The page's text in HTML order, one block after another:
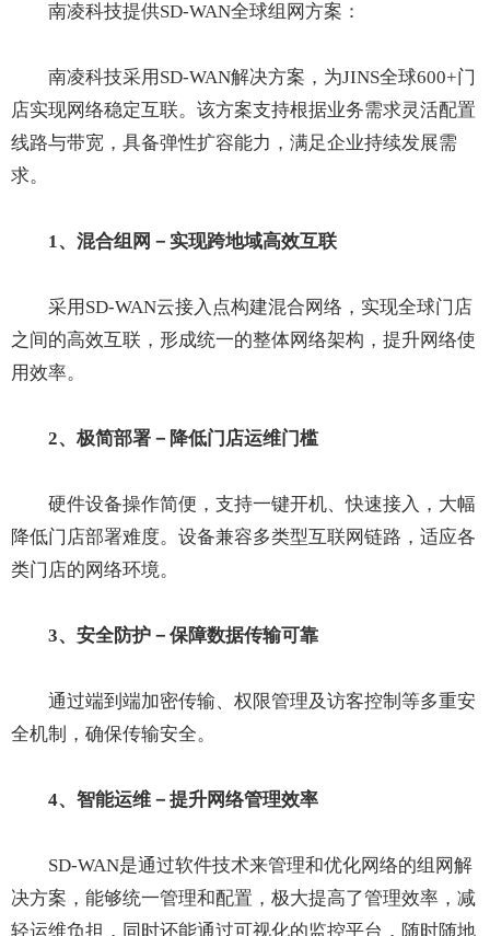
南凌科技提供SD-WAN全球组网方案：
南凌科技采用SD-WAN解决方案，为JINS全球600+门
店实现网络稳定互联。该方案支持根据业务需求灵活配置
线路与带宽，具备弹性扩容能力，满足企业持续发展需
求。
1、混合组网 － 实现跨地域高效互联
采用SD-WAN云接入点构建混合网络，实现全球门店
之间的高效互联，形成统一的整体网络架构，提升网络使
用效率。
2、极简部署 － 降低门店运维门槛
硬件设备操作简便，支持一键开机、快速接入，大幅
降低门店部署难度。设备兼容多类型互联网链路，适应各
类门店的网络环境。
3、安全防护 －保障数据传输可靠
通过端到端加密传输、权限管理及访客控制等多重安
全机制，确保传输安全。
4、智能运维 －提升网络管理效率
SD-WAN是通过软件技术来管理和优化网络的组网解
决方案，能够统一管理和配置，极大提高了管理效率，减
轻运维负担，同时还能通过可视化的监控平台，随时随地